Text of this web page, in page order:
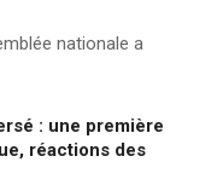
nationale a
: une première
réactions des